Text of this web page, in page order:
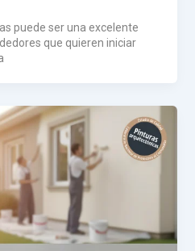
puede ser una excelente
que quieren iniciar